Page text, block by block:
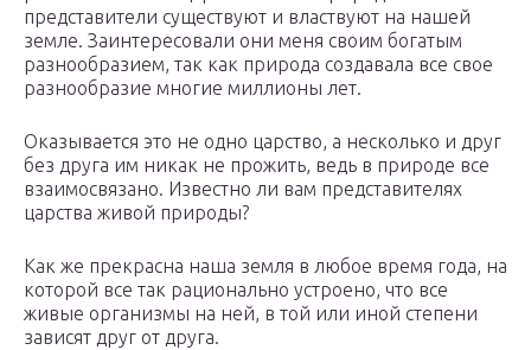
представители существуют и властвуют на нашей
земле. Заинтересовали они меня своим богатым
разнообразием, так как природа создавала все свое
разнообразие многие миллионы лет.
Оказывается это не одно царство, а несколько и друг
без друга им никак не прожить, ведь в природе все
взаимосвязано. Известно ли вам представителях
царства живой природы?
Как же прекрасна наша земля в любое время года, на
которой все так рационально устроено, что все
живые организмы на ней, в той или иной степени
зависят друг от друга.